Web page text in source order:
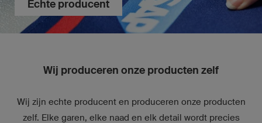
Echte producent
Wij produceren onze producten zelf
Wij zijn echte producent en produceren onze producten
zelf. Elke garen, elke naad en elk detail wordt precies